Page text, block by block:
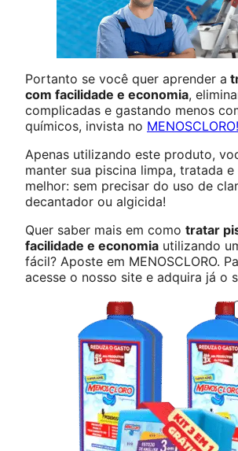
Portanto se você quer aprender a
com facilidade e economia,
complicadas e gastando menos
químicos, invista no MENOSCLORO!
Apenas utilizando este produto,
manter sua piscina limpa, tratada
melhor: sem precisar do uso de
decantador ou algicida!
Quer saber mais em como tratar
facilidade e economia utilizando
fácil? Aposte em MENOSCLORO.
acesse o nosso site e adquira já o